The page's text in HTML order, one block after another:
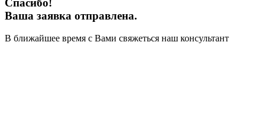
Ваша заявка отправлена.
В ближайшее время с Вами свяжеться наш консультант